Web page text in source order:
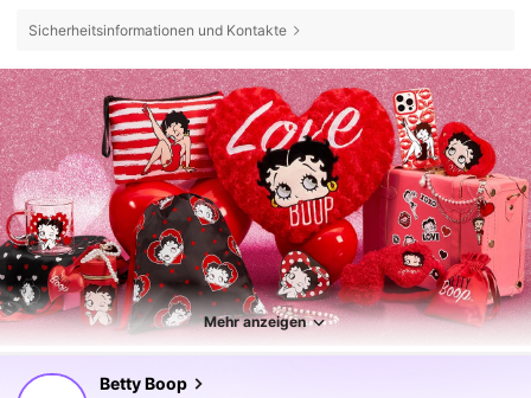
Sicherheitsinformationen und Kontakte
Mehr anzeigen
Betty Boop
l***2ist Vor 4 Stunden